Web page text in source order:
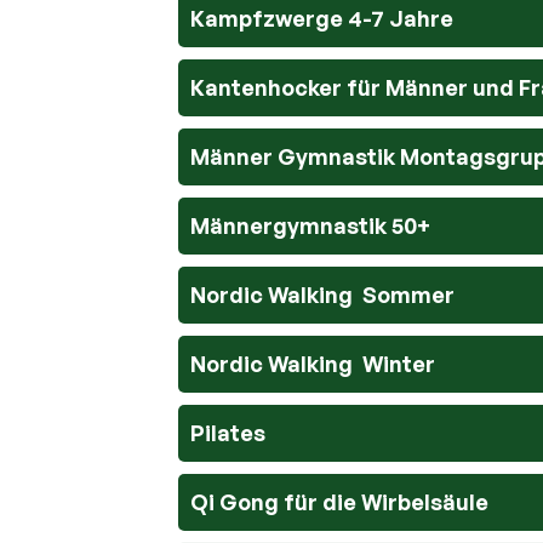
Kampfzwerge 4-7 Jahre
Kantenhocker für Männer und
Männer Gymnastik
Männergymnastik 50+
Nordic Walking  Sommer
Nordic Walking  Winter
Pilates
Qi Gong für die Wirbelsäule